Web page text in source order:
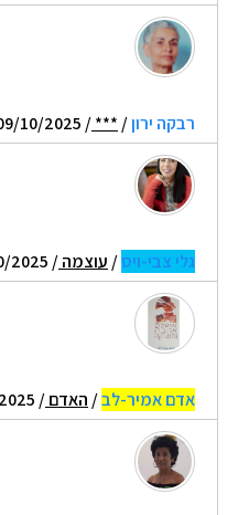
רבקה ירון/
***
/ 09/10/2025 17:39
גלי צבי-ויס/ עוצמה/ 10/10/2025 07:32
אדם אמיר-לב/ האדם/ 10/10/2025 09:29